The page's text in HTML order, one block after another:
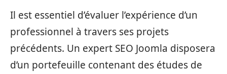
Il est essentiel d’évaluer l’expérience d’un
professionnel à travers ses projets
précédents. Un expert SEO Joomla disposera
d’un portefeuille contenant des études de